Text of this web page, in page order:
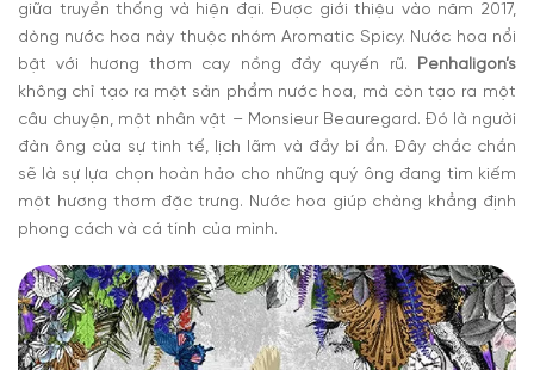
giữa truyền thống và hiện đại. Được giới thiệu vào năm 2017,
dòng nước hoa này thuộc nhóm Aromatic Spicy. Nước hoa nổi
bật với hương thơm cay nồng đầy quyến rũ. Penhaligon’s
không chỉ tạo ra một sản phẩm nước hoa, mà còn tạo ra một
câu chuyện, một nhân vật – Monsieur Beauregard. Đó là người
đàn ông của sự tinh tế, lịch lãm và đầy bí ẩn. Đây chắc chắn
sẽ là sự lựa chọn hoàn hảo cho những quý ông đang tìm kiếm
một hương thơm đặc trưng. Nước hoa giúp chàng khẳng định
phong cách và cá tính của mình.